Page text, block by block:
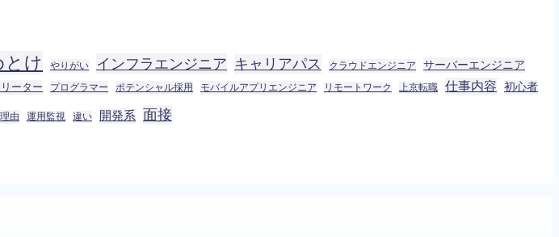
とけ やりがい インフラエンジニア キャリアパス クラウドエンジニア サーバーエンジニア
ーター プログラマー ポテンシャル採用 モバイルアプリエンジニア リモートワーク 上京転職 仕事内容 初心者
由 運用監視 違い 開発系 面接